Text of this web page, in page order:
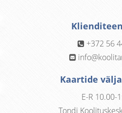
+372 56
Kaartide
E-R 10.00-
Tondi